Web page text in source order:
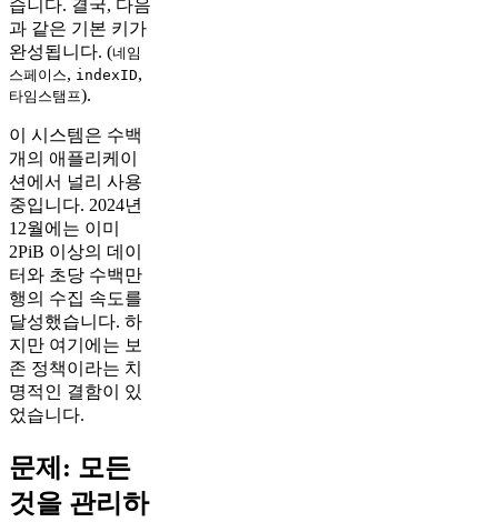
습니다. 결국, 다음
과 같은 기본 키가
완성됩니다. (네임
스페이스, indexID,
타임스탬프).
이 시스템은 수백
개의 애플리케이
션에서 널리 사용
중입니다. 2024년
12월에는 이미
2PiB 이상의 데이
터와 초당 수백만
행의 수집 속도를
달성했습니다. 하
지만 여기에는 보
존 정책이라는 치
명적인 결함이 있
었습니다.
문제: 모든
것을 관리하